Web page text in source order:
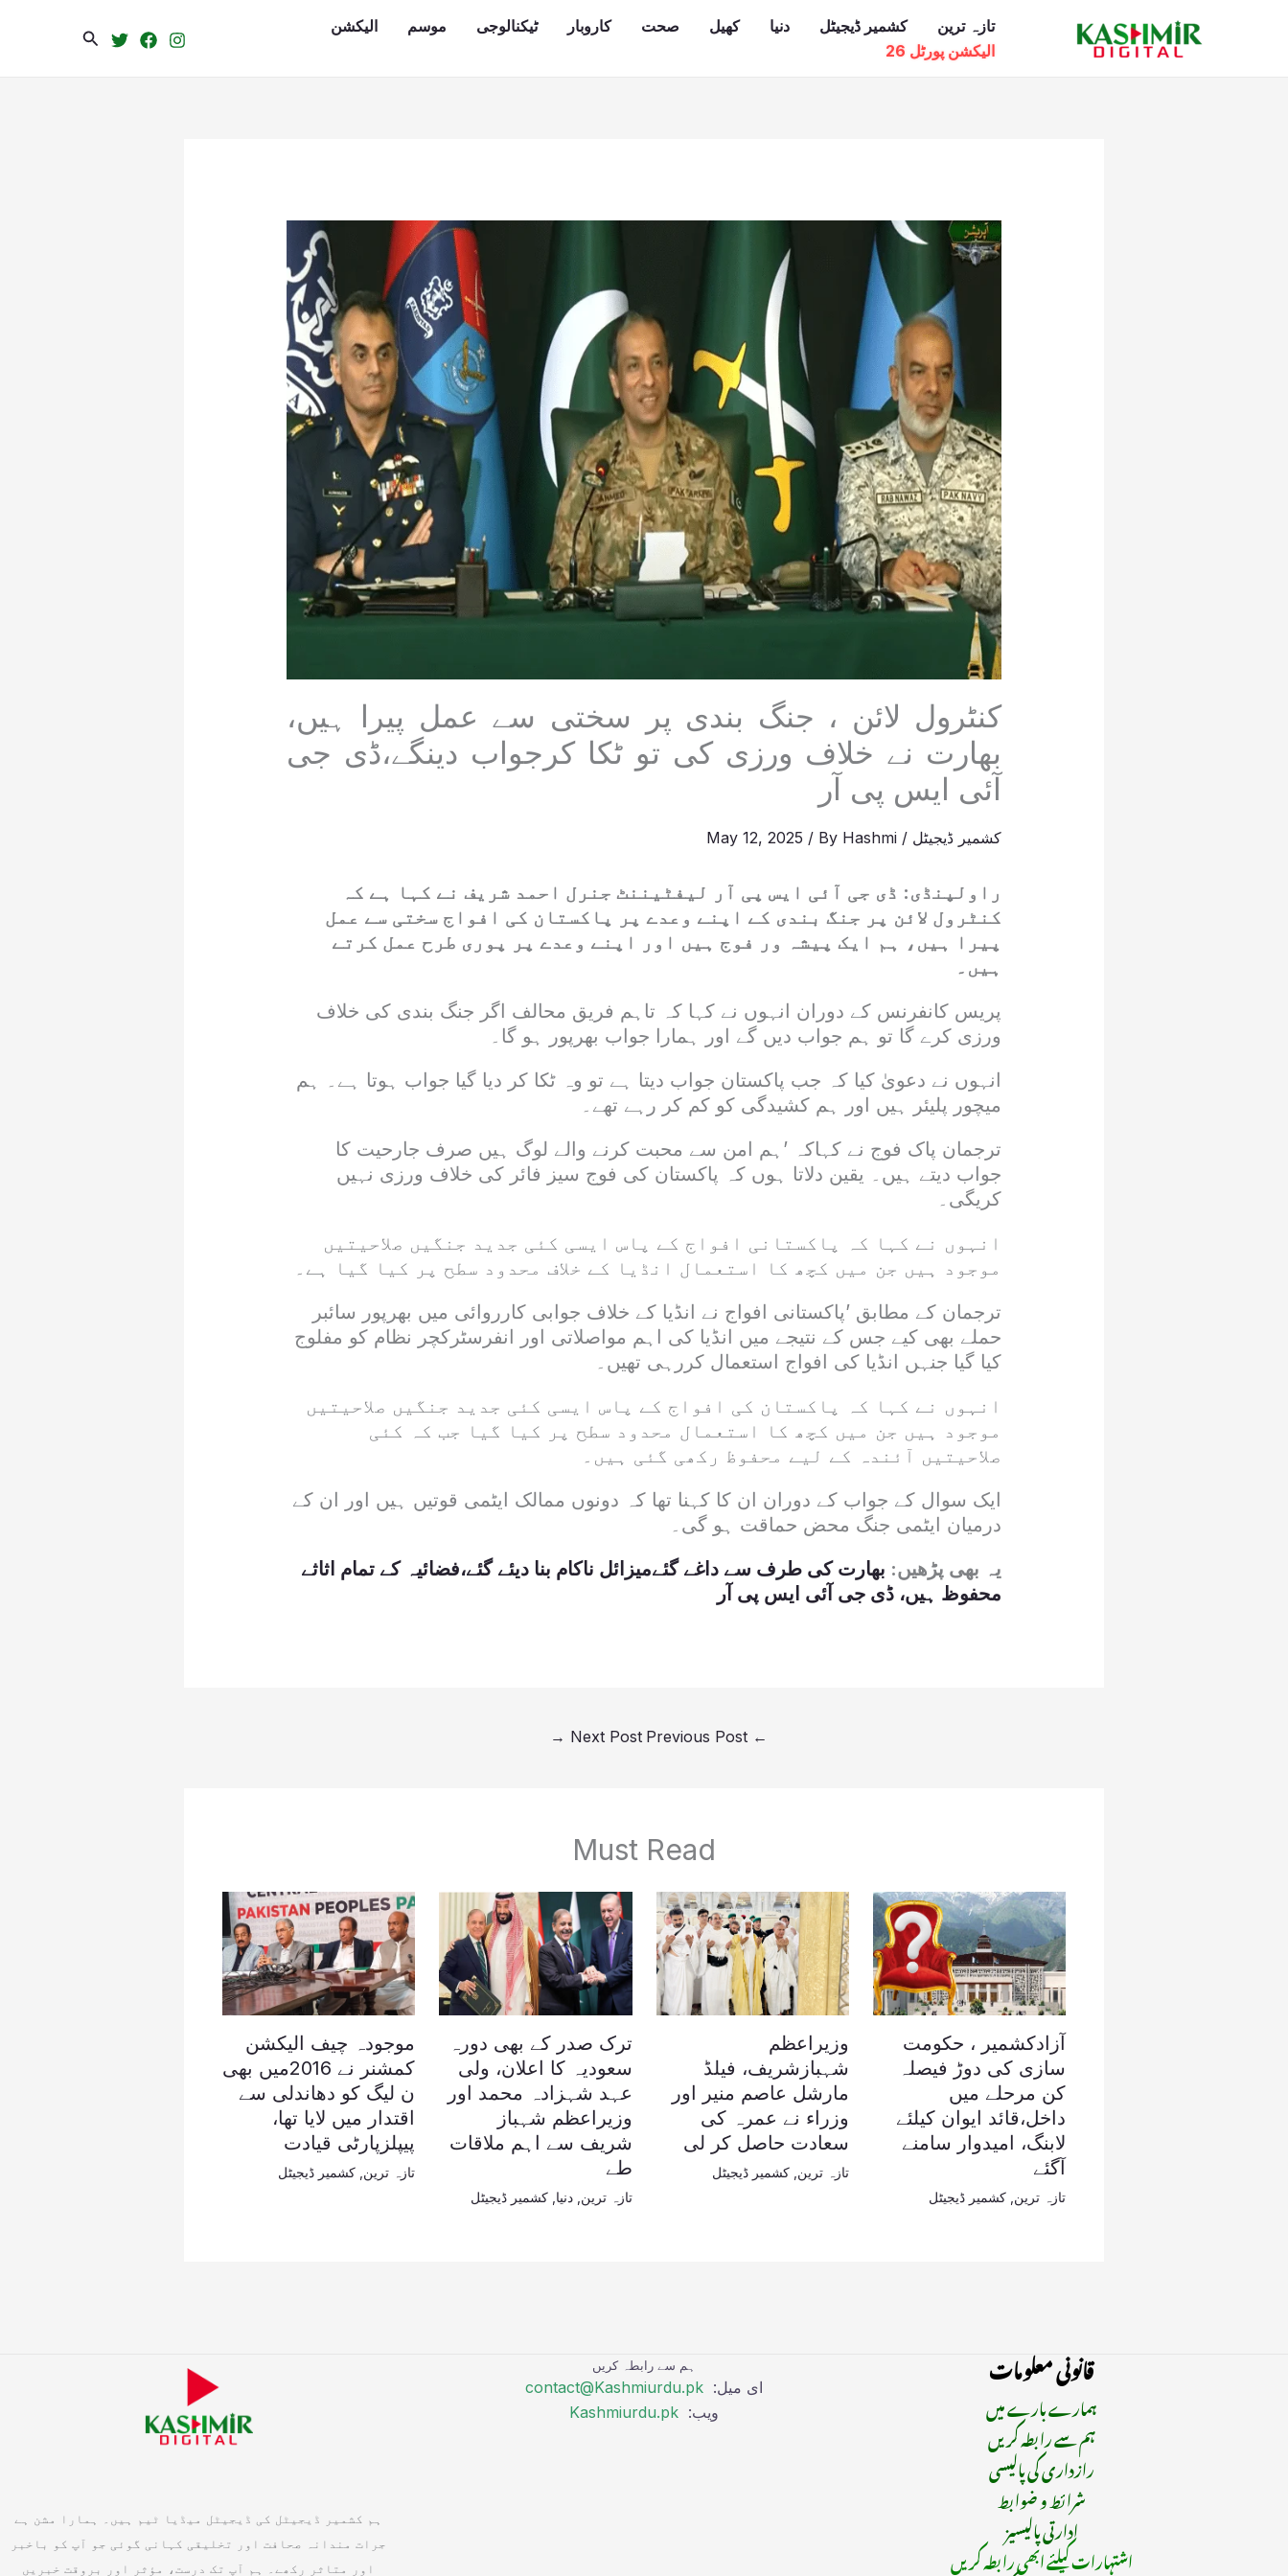
تازہ ترین کشمیر ڈیجیٹل دنیا کھیل صحت کاروبار ٹیکنالوجی موسم
الیکشن
الیکشن پورٹل 26
Search
کنٹرول لائن ، جنگ بندی پر سختی سے عمل پیرا ہیں،
بھارت نے خلاف ورزی کی تو ٹکا کرجواب دینگے،ڈی جی
آئی ایس پی آر
کشمیر ڈیجیٹل /
May 12, 2025 / By Hashmi
راولپنڈی: ڈی جی آئی ایس پی آر لیفٹیننٹ جنرل احمد شریف نے کہا ہے کہ
کنٹرول لائن پر جنگ بندی کے اپنے وعدے پر پاکستان کی افواج سختی سے عمل
پیرا ہیں، ہم ایک پیشہ ور فوج ہیں اور اپنے وعدے پر پوری طرح عمل کرتے
ہیں۔
پریس کانفرنس کے دوران انہوں نے کہا کہ تاہم فریق محالف اگر جنگ بندی کی خلاف
ورزی کرے گا تو ہم جواب دیں گے اور ہمارا جواب بھرپور ہو گا۔
انہوں نے دعویٰ کیا کہ جب پاکستان جواب دیتا ہے تو وہ ٹکا کر دیا گیا جواب ہوتا ہے۔ ہم
میچور پلیئر ہیں اور ہم کشیدگی کو کم کر رہے تھے۔
ترجمان پاک فوج نے کہاکہ ’ہم امن سے محبت کرنے والے لوگ ہیں صرف جارحیت کا
جواب دیتے ہیں۔ یقین دلاتا ہوں کہ پاکستان کی فوج سیز فائر کی خلاف ورزی نہیں
کریگی۔
انہوں نے کہا کہ پاکستانی افواج کے پاس ایسی کئی جدید جنگیں صلاحیتیں
موجود ہیں جن میں کچھ کا استعمال انڈیا کے خلاف محدود سطح پر کیا گیا ہے۔
ترجمان کے مطابق ’پاکستانی افواج نے انڈیا کے خلاف جوابی کارروائی میں بھرپور سائبر
حملے بھی کیے جس کے نتیجے میں انڈیا کی اہم مواصلاتی اور انفرسٹرکچر نظام کو مفلوج
کیا گیا جنہں انڈیا کی افواج استعمال کررہی تھیں۔
انہوں نے کہا کہ پاکستان کی افواج کے پاس ایسی کئی جدید جنگیں صلاحیتیں
موجود ہیں جن میں کچھ کا استعمال محدود سطح پر کیا گیا جب کہ کئی
صلاحیتیں آئندہ کے لیے محفوظ رکھی گئی ہیں۔
ایک سوال کے جواب کے دوران ان کا کہنا تھا کہ دونوں ممالک ایٹمی قوتیں ہیں اور ان کے
درمیان ایٹمی جنگ محض حماقت ہو گی۔
یہ بھی پڑھیں: بھارت کی طرف سے داغے گئےمیزائل ناکام بنا دیئے گئے،فضائیہ کے تمام اثاثے
محفوظ ہیں، ڈی جی آئی ایس پی آر
←
Next Post
→
Must Read
آزادکشمیر ، حکومت
سازی کی دوڑ فیصلہ
کن مرحلے میں
داخل،قائد ایوان کیلئے
لابنگ، امیدوار سامنے
آگئے
تازہ ترین کشمیر ڈیجیٹل
وزیراعظم
شہبازشریف، فیلڈ
مارشل عاصم منیر اور
وزراء نے عمرہ کی
سعادت حاصل کر لی
تازہ ترین ,کشمیر ڈیجیٹل
ترک صدر کے بھی دورہ
سعودیہ کا اعلان، ولی
عہد شہزادہ محمد اور
وزیراعظم شہباز
شریف سے اہم ملاقات
طے
تازہ ترین ,دنیا ,کشمیر ڈیجیٹل
موجودہ چیف الیکشن
کمشنر نے 2016میں بھی
ن لیگ کو دھاندلی سے
اقتدار میں لایا تھا،
پیپلزپارٹی قیادت
تازہ ترین کشمیر ڈیجیٹل
قانونی معلومات
ہمارے بارے میں
ہم سے رابطہ کریں
رازداری کی پالیسی
شرائط و ضوابط
ادارتی پالیسیز
اشتہارات کیلئے ابھی رابطہ کریں
ہم سے رابطہ کریں
ای میل: contact@Kashmiurdu.pk
ویب: Kashmiurdu.pk
ہم کشمیر ڈیجیٹل کی ڈیجیٹل میڈیا ٹیم ہیں۔ ہمارا مشن ہے
جرات مندانہ صحافت اور تخلیقی کہانی گوئی جو آپ کو باخبر
اور متاثر رکھے۔ ہم آپ تک درست، مؤثر اور بروقت خبریں